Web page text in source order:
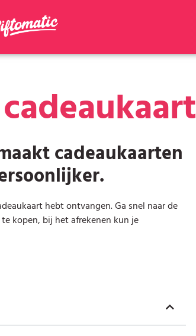
cadeaukaarten
hebt ontvangen. Ga snel naar de
kopen, bij het afrekenen kun je